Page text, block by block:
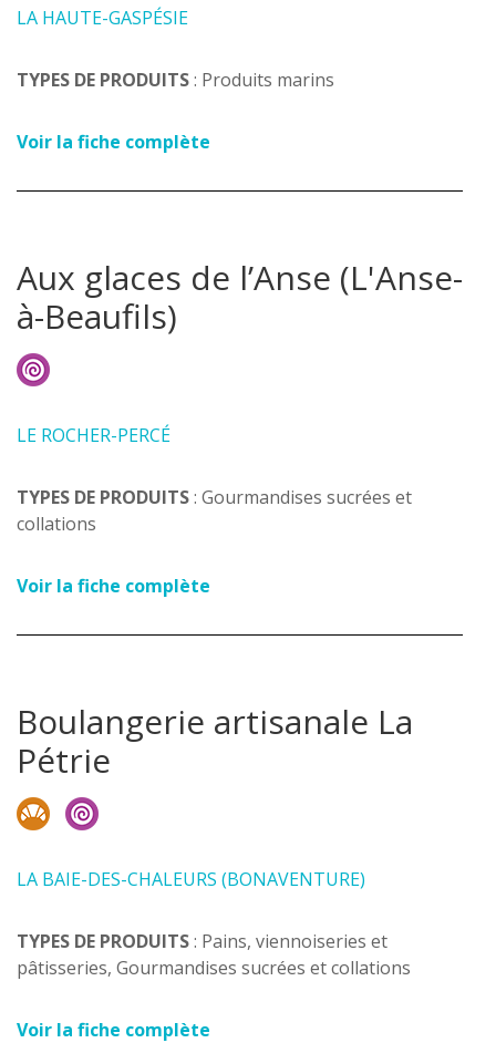
LA HAUTE-GASPÉSIE
TYPES DE PRODUITS: Produits marins
Voir la fiche complète
Aux glaces de l’Anse (L'Anse-
à-Beaufils)
LE ROCHER-PERCÉ
TYPES DE PRODUITS: Gourmandises sucrées et
collations
Voir la fiche complète
Boulangerie artisanale La
Pétrie
LA BAIE-DES-CHALEURS (BONAVENTURE)
TYPES DE PRODUITS: Pains, viennoiseries et
pâtisseries, Gourmandises sucrées et collations
Voir la fiche complète